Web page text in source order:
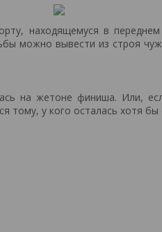
находящемуся в
можно вывести из строя
на жетоне финиша. Или,
тому, у кого осталась хотя